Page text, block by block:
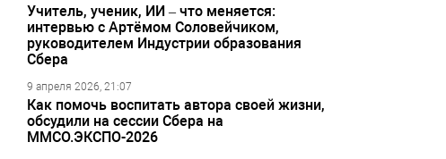
Учитель, ученик, ИИ – что меняется:
интервью с Артёмом Соловейчиком,
руководителем Индустрии образования
Сбера
9 апреля 2026, 21:07
Как помочь воспитать автора своей жизни,
обсудили на сессии Сбера на
ММСО.ЭКСПО-2026